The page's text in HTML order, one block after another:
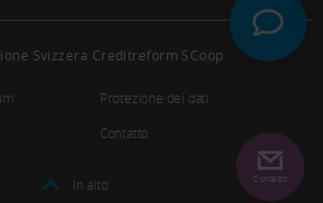
Svizzera Creditreform SCoop
Protezione dei dati
Contatto
In alto Contatto